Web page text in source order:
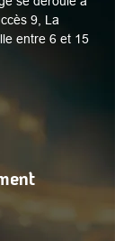
9, La
entre 6 et 15